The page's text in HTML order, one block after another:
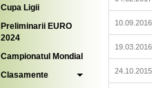
Cupa Ligii
Preliminarii EURO
2024
Campionatul Mondial
Clasamente
10.09.2016
19.03.2016
24.10.2015